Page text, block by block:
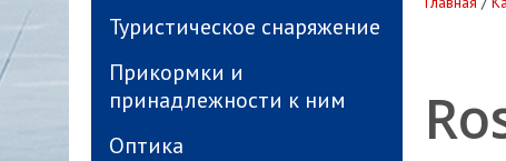
Туристическое снаряжение
Прикормки и
принадлежности к ним
Оптика